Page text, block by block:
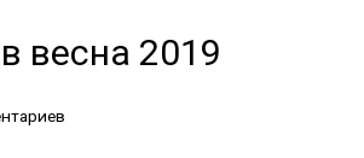
весна 2019